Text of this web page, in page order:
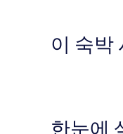
이 숙박